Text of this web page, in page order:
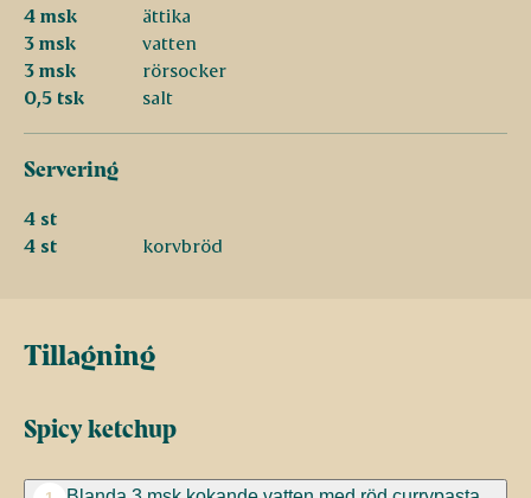
4 msk
ättika
3 msk
vatten
3 msk
rörsocker
0,5 tsk
salt
Servering
4 st
4 st
korvbröd
Tillagning
Spicy ketchup